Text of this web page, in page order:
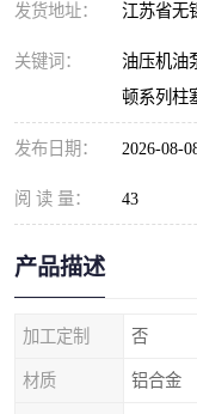
发货地址： 江苏省无
关键词：
油压机油
顿系列柱
发布日期： 2026-08-
阅 读 量： 43
产品描述
加工定制 否
材质 铝合金